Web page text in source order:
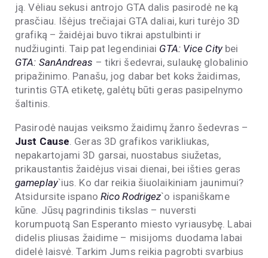
ją. Vėliau sekusi antrojo GTA dalis pasirodė ne ką
prasčiau. Išėjus trečiajai GTA daliai, kuri turėjo 3D
grafiką – žaidėjai buvo tikrai apstulbinti ir
nudžiuginti. Taip pat legendiniai GTA: Vice Citybei
GTA: SanAndreas – tikri šedevrai, sulaukę globalinio
pripažinimo. Panašu, jog dabar bet koks žaidimas,
turintis GTA etiketę, galėtų būti geras pasipelnymo
šaltinis.
Pasirodė naujas veiksmo žaidimų žanro šedevras –
Just Cause . Geras 3D grafikos varikliukas,
nepakartojami 3D garsai, nuostabus siužetas,
prikaustantis žaidėjus visai dienai, bei išties geras
gameplay`ius. Ko dar reikia šiuolaikiniam jaunimui?
Atsidursite ispano Rico Rodrigez`o ispaniškame
kūne. Jūsų pagrindinis tikslas – nuversti
korumpuotą San Esperanto miesto vyriausybę. Labai
didelis pliusas žaidime – misijoms duodama labai
didelė laisvė. Tarkim Jums reikia pagrobti svarbius